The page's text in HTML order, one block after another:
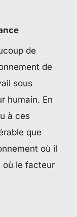
de
de
sous
humain. En
à ces
que
où il
où le facteur